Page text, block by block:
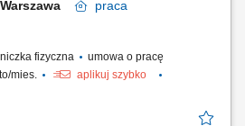
Warszawa
praca
fizyczna
umowa o pracę
mies.
aplikuj szybko